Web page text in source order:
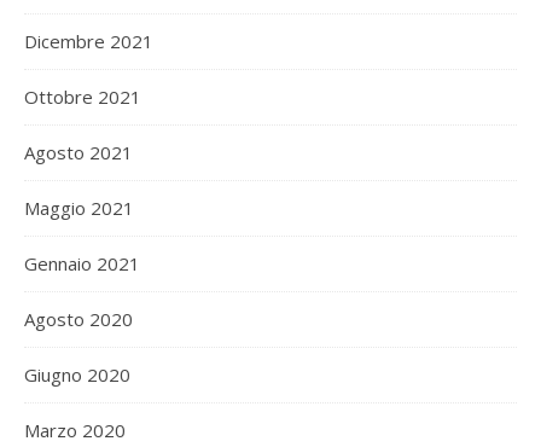
Dicembre 2021
Ottobre 2021
Agosto 2021
Maggio 2021
Gennaio 2021
Agosto 2020
Giugno 2020
Marzo 2020